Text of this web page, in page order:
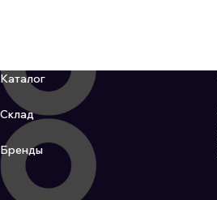
Каталог
Склад
Бренды